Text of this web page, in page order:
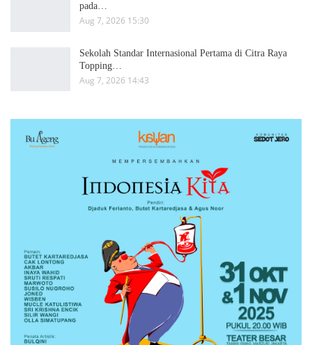
pada…
Aug 7, 2026 15:30
Sekolah Standar Internasional Pertama di Citra Raya
Topping…
Aug 7, 2026 14:43